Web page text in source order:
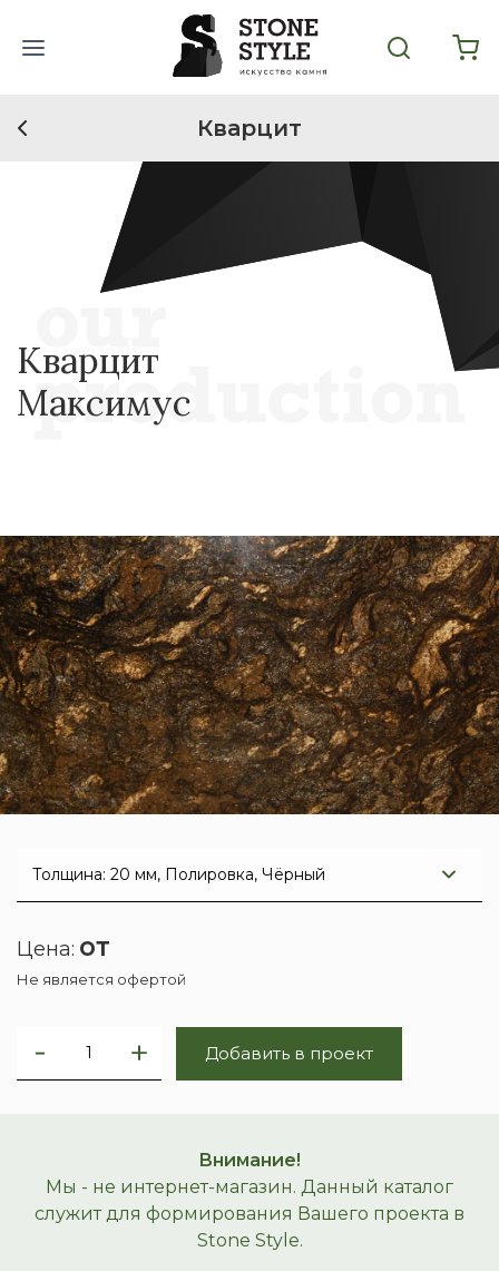
Кварцит
Кварцит
Максимус
Цена: от
Не является офертой
Добавить в проект
Внимание!
Мы - не интернет-магазин. Данный каталог
служит для формирования Вашего проекта в
Stone Style.